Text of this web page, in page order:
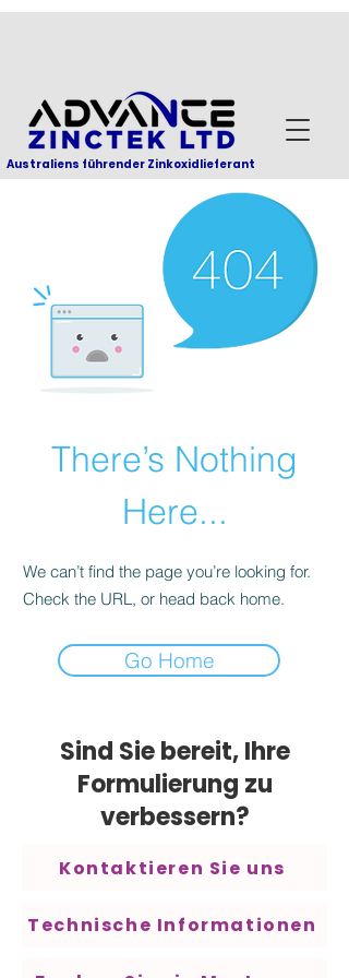
Australiens führender Zinkoxidlieferant
There’s Nothing
Here...
We can’t find the page you’re looking for.
Check the URL, or head back home.
Go Home
Sind Sie bereit, Ihre
Formulierung zu
verbessern?
Kontaktieren Sie uns
Technische Informationen